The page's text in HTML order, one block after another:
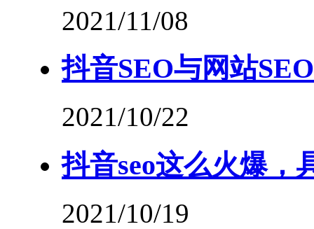
2021/11/08
抖音SEO与网站
2021/10/22
抖音seo这么火爆，
2021/10/19